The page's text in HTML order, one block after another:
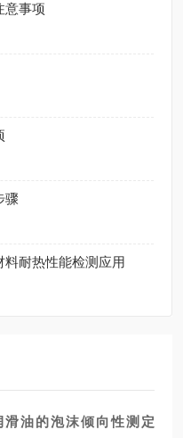
意事项
骤
耐热性能检测应用
滑油的泡沫倾向性测定